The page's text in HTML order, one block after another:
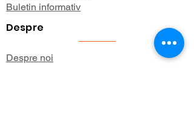
Buletin informativ
Despre
Despre noi